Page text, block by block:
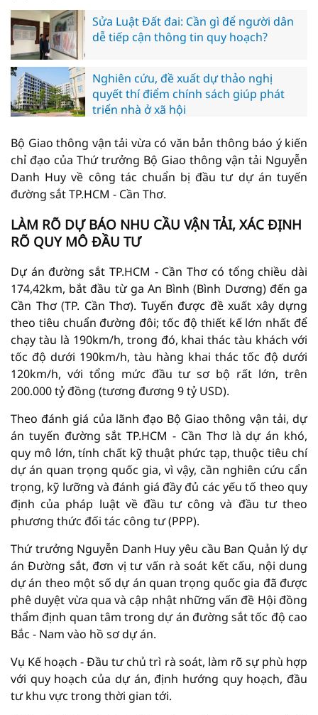
Sửa Luật Đất đai: Cần gì để người dân
dễ tiếp cận thông tin quy hoạch?
Nghiên cứu, đề xuất dự thảo nghị
quyết thí điểm chính sách giúp phát
triển nhà ở xã hội
Bộ Giao thông vận tải vừa có văn bản thông báo ý kiến
chỉ đạo của Thứ trưởng Bộ Giao thông vận tải Nguyễn
Danh Huy về công tác chuẩn bị đầu tư dự án tuyến
đường sắt TP.HCM - Cần Thơ.
LÀM RÕ DỰ BÁO NHU CẦU VẬN TẢI, XÁC ĐỊNH
RÕ QUY MÔ ĐẦU TƯ
Dự án đường sắt TP.HCM - Cần Thơ có tổng chiều dài
174,42km, bắt đầu từ ga An Bình (Bình Dương) đến ga
Cần Thơ (TP. Cần Thơ). Tuyến được đề xuất xây dựng
theo tiêu chuẩn đường đôi; tốc độ thiết kế lớn nhất để
chạy tàu là 190km/h, trong đó, khai thác tàu khách với
tốc độ dưới 190km/h, tàu hàng khai thác tốc độ dưới
120km/h, với tổng mức đầu tư sơ bộ rất lớn, trên
200.000 tỷ đồng (tương đương 9 tỷ USD).
Theo đánh giá của lãnh đạo Bộ Giao thông vận tải, dự
án tuyến đường sắt TP.HCM - Cần Thơ là dự án khó,
quy mô lớn, tính chất kỹ thuật phức tạp, thuộc tiêu chí
dự án quan trọng quốc gia, vì vậy, cần nghiên cứu cẩn
trọng, kỹ lưỡng và đánh giá đầy đủ các yếu tố theo quy
định của pháp luật về đầu tư công và đầu tư theo
phương thức đối tác công tư (PPP).
Thứ trưởng Nguyễn Danh Huy yêu cầu Ban Quản lý dự
án Đường sắt, đơn vị tư vấn rà soát kết cấu, nội dung
dự án theo một số dự án quan trọng quốc gia đã được
phê duyệt vừa qua và cập nhật những vấn đề Hội đồng
thẩm định quan tâm trong dự án đường sắt tốc độ cao
Bắc - Nam vào hồ sơ dự án.
Vụ Kế hoạch - Đầu tư chủ trì rà soát, làm rõ sự phù hợp
với quy hoạch của dự án, định hướng quy hoạch, đầu
tư khu vực trong thời gian tới.